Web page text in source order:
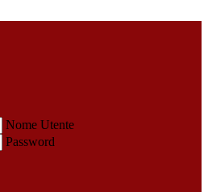
Nome Utente
Password